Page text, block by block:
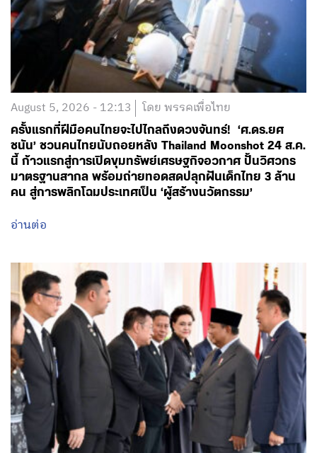
August 5, 2026 - 12:13 โดย พรรคเพื่อไทย
ครั้งแรกที่ฝีมือคนไทยจะไปไกลถึงดวงจันทร์! ‘ศ.ดร.ยศ
ชนัน’ ชวนคนไทยนับถอยหลัง Thailand Moonshot 24 ส.ค.
นี้ ก้าวแรกสู่การเปิดขุมทรัพย์เศรษฐกิจอวกาศ ปั้นวิศวกร
มาตรฐานสากล พร้อมถ่ายทอดสดปลุกฝันเด็กไทย 3 ล้าน
คน สู่การพลิกโฉมประเทศเป็น ‘ผู้สร้างนวัตกรรม’
อ่านต่อ